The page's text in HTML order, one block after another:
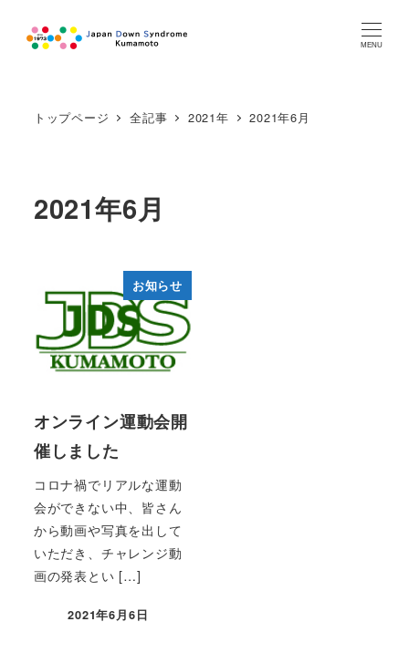
MENU
トップページ 全記事 2021年 2021年6月
2021年6月
お知らせ
オンライン運動会開
催しました
コロナ禍でリアルな運動
会ができない中、皆さん
から動画や写真を出して
いただき、チャレンジ動
画の発表とい […]
投稿日
2021年6月6日